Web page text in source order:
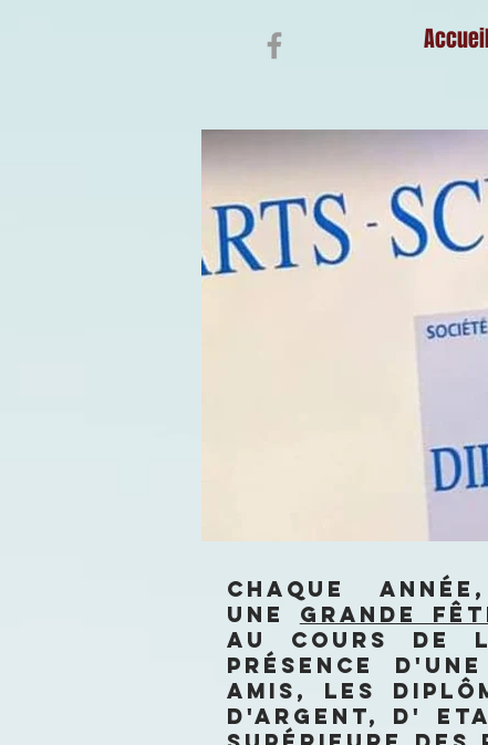
Chaque
une grande
au cours de
présence
amis, les
d'Argent, d'